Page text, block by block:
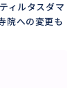
）、スレ
イド兼ド
）、ホテ
ィルタスダマ
院への変更も